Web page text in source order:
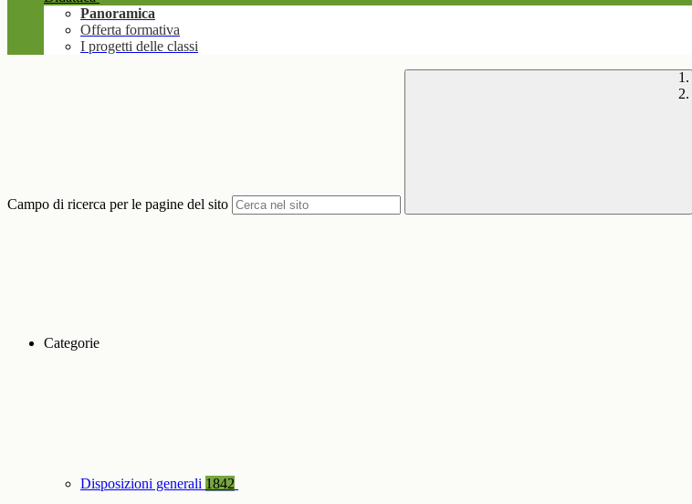
Panoramica
Offerta formativa
I progetti delle classi
Campo di ricerca per le pagine del sito
Categorie
Disposizioni generali 1842